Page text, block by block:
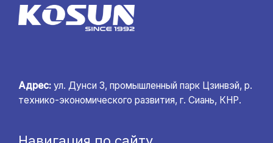
Адрес: ул. Дунси 3, промышленный парк Цзинвэй, р.
технико-экономического развития, г. Сиань, КНР.